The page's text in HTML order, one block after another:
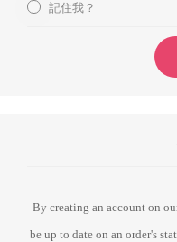
記住我？
By creating an account on
be up to date on an order's